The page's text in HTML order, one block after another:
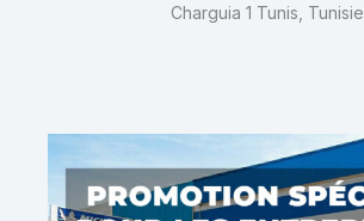
Charguia 1 Tunis, Tunisie